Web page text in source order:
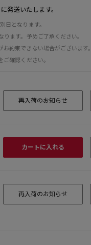
発送いたします。
日となります。
ます。予めご了承ください。
約束できない場合がございます。
ご確認ください。
再入荷のお知らせ
カートに入れる
再入荷のお知らせ